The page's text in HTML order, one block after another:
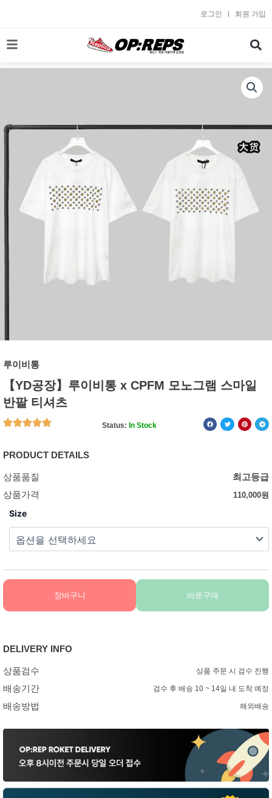
로
로그인 회원 가입
루이비통
【YD공장】루이비통 x CPFM 모노그램 스마일
반팔 티셔츠
Status: In Stock
PRODUCT DETAILS
상품품질
최고등급
상품가격
110,000원
Size
장바구니 바로구매
DELIVERY INFO
상품검수 상품 주문 시 검수 진행
배송기간 검수 후 배송 10 ~ 14일 내 도착 예정
배송방법 해외배송